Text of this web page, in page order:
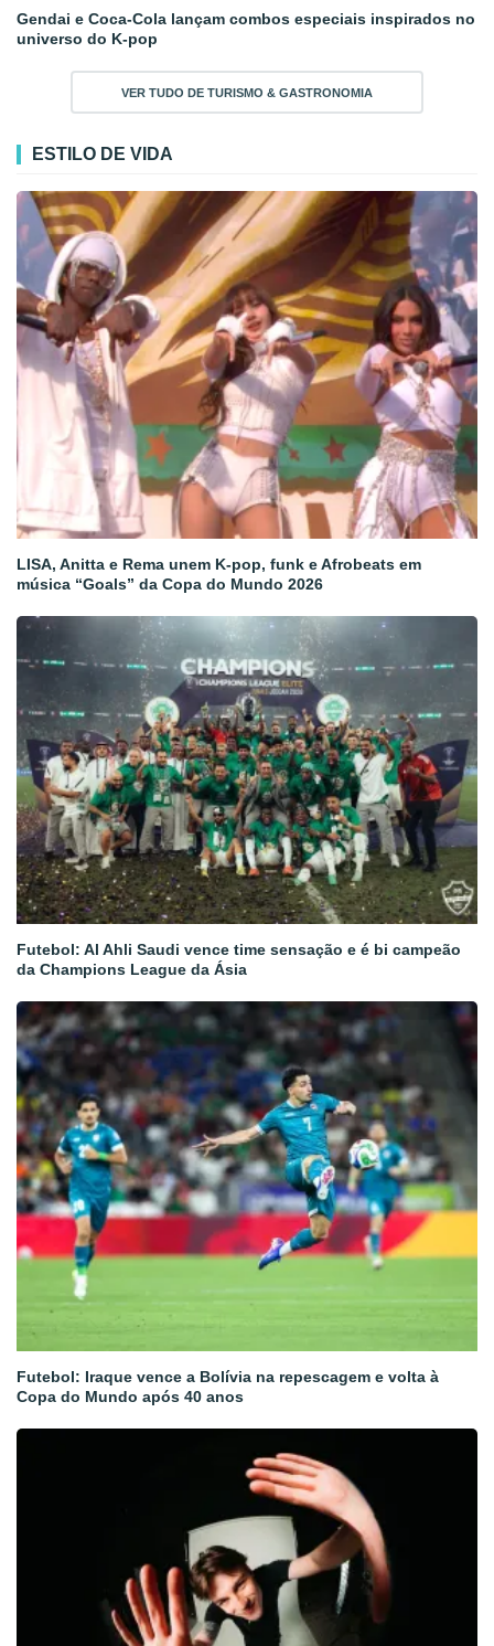
Gendai e Coca-Cola lançam combos especiais inspirados no
universo do K-pop
VER TUDO DE TURISMO & GASTRONOMIA
ESTILO DE VIDA
LISA, Anitta e Rema unem K-pop, funk e Afrobeats em
música “Goals” da Copa do Mundo 2026
Futebol: Al Ahli Saudi vence time sensação e é bi campeão
da Champions League da Ásia
Futebol: Iraque vence a Bolívia na repescagem e volta à
Copa do Mundo após 40 anos